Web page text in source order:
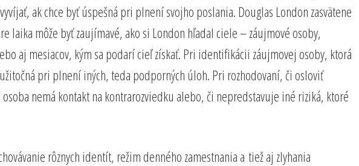
ak chce byť úspešná pri plnení svojho poslania. Douglas London zasvätene
laika môže byť zaujímavé, ako si London hľadal ciele – záujmové osoby,
aj mesiacov, kým sa podarí cieľ získať. Pri identifikácii záujmovej osoby, ktorá
pri plnení iných, teda podporných úloh. Pri rozhodovaní, či osloviť
nemá kontakt na kontrarozviedku alebo, či nepredstavuje iné riziká, ktoré
rôznych identít, režim denného zamestnania a tiež aj zlyhania